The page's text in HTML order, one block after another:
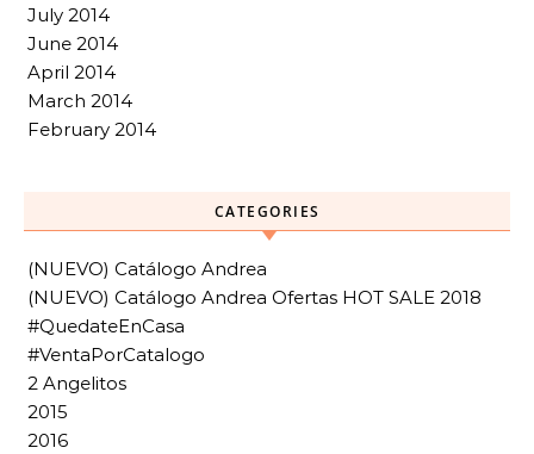
July 2014
June 2014
April 2014
March 2014
February 2014
CATEGORIES
(NUEVO) Catálogo Andrea
(NUEVO) Catálogo Andrea Ofertas HOT SALE 2018
#QuedateEnCasa
#VentaPorCatalogo
2 Angelitos
2015
2016